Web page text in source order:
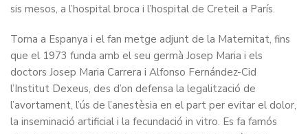
sis mesos, a l’hospital broca i l’hospital de Creteil a París.
Torna a Espanya i el fan metge adjunt de la Maternitat, fins
que el 1973 funda amb el seu germà Josep Maria i els
doctors Josep Maria Carrera i Alfonso Fernández-Cid
l’Institut Dexeus, des d’on defensa la legalització de
l’avortament, l’ús de l’anestèsia en el part per evitar el dolor,
la inseminació artificial i la fecundació in vitro. Es fa famós